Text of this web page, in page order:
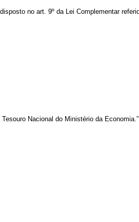
no art. 9º da Lei Complementar
Nacional do Ministério da